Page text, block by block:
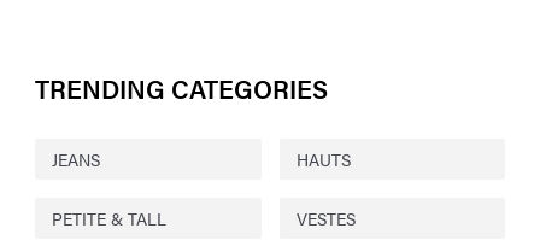
TRENDING CATEGORIES
JEANS HAUTS
PETITE & TALL VESTES